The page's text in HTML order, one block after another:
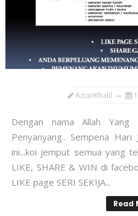
AzianKhalil
Dengan nama Allah Yang
Penyanyang.. Sempena
ini...koi jemput semua yang
LIKE, SHARE & WIN di
LIKE page SERI SEKIJA...
Read